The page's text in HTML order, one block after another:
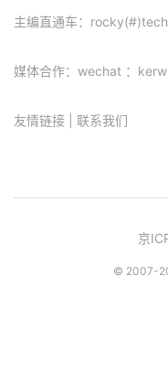
主编直通车：
媒体合作：wechat ：
友情链接 联系我们
京
© 2007-